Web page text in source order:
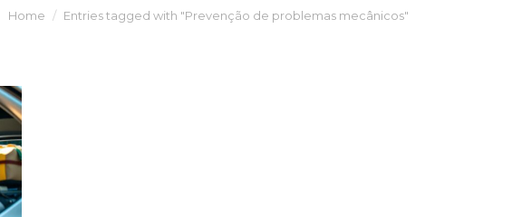
Home Entries tagged with "Prevenção de problemas mecânicos"